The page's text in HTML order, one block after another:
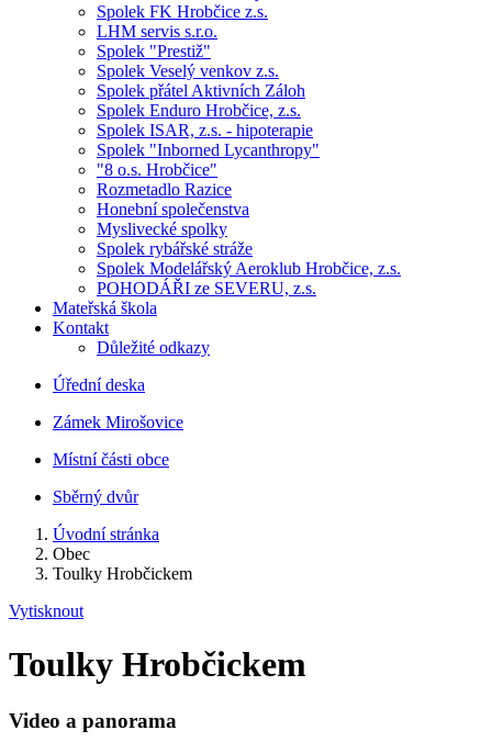
Spolek FK Hrobčice z.s.
LHM servis s.r.o.
Spolek "Prestiž"
Spolek Veselý venkov z.s.
Spolek přátel Aktivních Záloh
Spolek Enduro Hrobčice, z.s.
Spolek ISAR, z.s. - hipoterapie
Spolek "Inborned Lycanthropy"
"8 o.s. Hrobčice"
Rozmetadlo Razice
Honební společenstva
Myslivecké spolky
Spolek rybářské stráže
Spolek Modelářský Aeroklub Hrobčice, z.s.
POHODÁŘI ze SEVERU, z.s.
Mateřská škola
Kontakt
Důležité odkazy
Úřední deska
Zámek Mirošovice
Místní části obce
Sběrný dvůr
Úvodní stránka
Obec
Toulky Hrobčickem
Vytisknout
Toulky Hrobčickem
Video a panorama